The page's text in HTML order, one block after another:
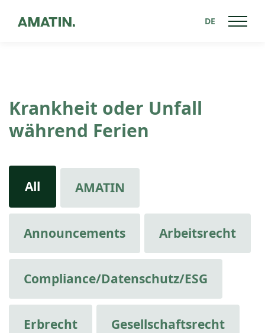
DE
Krankheit oder Unfall
während Ferien
All AMATIN
Announcements Arbeitsrecht
Compliance/Datenschutz/ESG
Erbrecht Gesellschaftsrecht